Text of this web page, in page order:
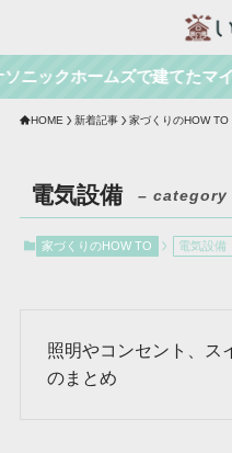
ニックホームズで建てたマ
HOME 新着記事 家づくりのHOW TO
電気設備 – category
家づくりのHOW TO 電気設備
照明やコンセント、ス
のまとめ